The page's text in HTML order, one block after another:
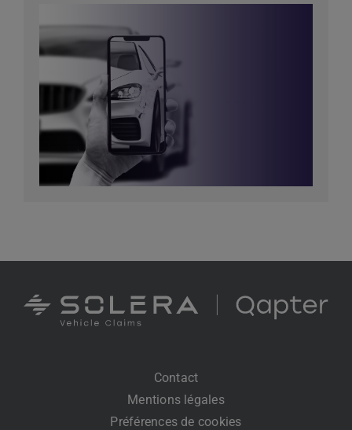
Contact
Mentions légales
Préférences de cookies